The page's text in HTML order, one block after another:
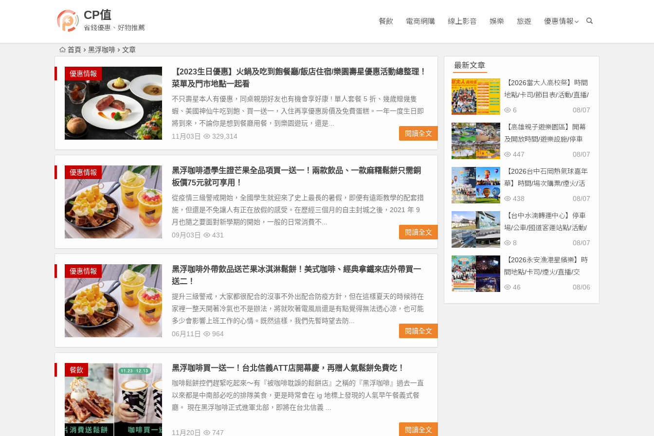
CP值
省錢優惠、好物推薦
餐飲 電商網購 線上影音 娛樂 旅遊 優惠情報
首頁 黑浮咖啡 文章
優惠情報
【2023生日優惠】火鍋及吃到飽餐廳/飯店住宿/樂園壽星優惠活動總整理！
菜單及門市地點一起看
不只壽星本人有優惠，同桌親朋好友也有機會享好康 ! 單人套餐 5 折、幾歲贈幾隻
蝦、美國神仙牛吃到飽、買一送一，入住再享優惠房價及免費蛋糕。一年一度生日即
將到來，不論你是想到餐廳用餐，到樂園遊玩，還是...
11月03日
329,314 閱讀全文
優惠情報
黑浮咖啡憑學生證芒果全品項買一送一！兩款飲品、一款麻糬鬆餅只需銅
板價75元就可享用！
從疫情三級警戒開始，全國學生就迎來了史上最長的暑假，即便有遠距教學的配套措
施，但還是不免讓人有正在放假的感受。在歷經三個月的自主封城之後，2021 年 9
月也隨之要面對新學期的開始，一般的日常消費不...
09月03日
431 閱讀全文
優惠情報
黑浮咖啡外帶飲品送芒果冰淇淋鬆餅！美式咖啡、經典拿鐵來店外帶買一
送二！
提升三級警戒，大家都很配合的沒事不外出配合防疫方針，但在這樣夏天的時候待在
家裡一整天開著冷氣也不是辦法，將就吹著電風扇還是有點覺得無法透心涼，也可能
多少會影響上班工作的心情。既然這樣，我們先暫時望去防...
06月11日
964 閱讀全文
餐飲 黑浮咖啡買一送一！台北信義ATT店開幕慶，再贈人氣鬆餅免費吃！
咖啡鬆餅控們趕緊吃起來～有『被咖啡耽誤的鬆餅店』之稱的『黑浮咖啡』過去一直
以來都是中南部必吃的排隊美食，更是時常會在 ig 地標上發現的人氣早午餐義式餐
廳。 現在黑浮咖啡正式進軍北部，即將在台北信義 ...
11月20日 747 閱讀全文
最新文章
【2026當大人高校祭】時間
地點/卡司/節目表/活動/直播/
交通，免費入場！
08/07
6
【高雄親子遊樂園區】開幕
及開放時間/遊樂設施/停車
場/交通一次看！
08/07
447
【2026台中石岡熱氣球嘉年
華】時間/場次購票/煙火/活
動/交通，土牛運動公園登08/07
438
【台中水湳轉運中心】停車
場/公車/國道客運站點/活動/
交通，啟用免費停車！ 08/07
8
【2026永安漁港星繽樂】時
間地點/卡司/煙火/直播/交
通，免費入場！
08/06
46